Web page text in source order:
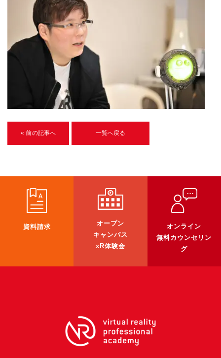
《リスキリング補助金コース》
リスキリング補助金対象コース説明
《SDGs》
U-15メタバースプログラミング講座
受講生紹介
イベント
ブログ
企業向け
《3DGS》
3DGSスキャンサービス
《最新プロダクト》
超体験★販促システム『XR Showcase Hub』2025年4月発売
« 前の記事へ 一覧へ戻る
資料請求
オープン
キャンパス
xR体験会
オンライン
無料カウンセリン
グ